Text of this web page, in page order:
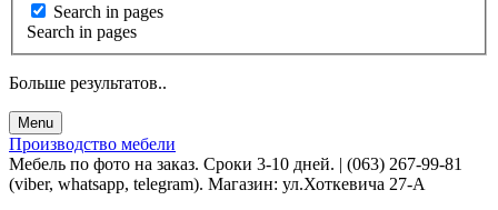
Search in pages
Search in pages
Больше результатов..
Menu
Производство мебели
Мебель по фото на заказ. Сроки 3-10 дней. | (063) 267-99-81
(viber, whatsapp, telegram). Магазин: ул.Хоткевича 27-А